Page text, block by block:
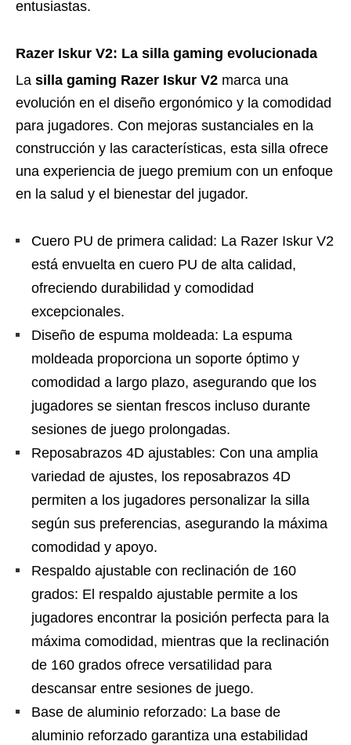
entusiastas.
Razer Iskur V2: La silla gaming evolucionada
La silla gaming Razer Iskur V2 marca una
evolución en el diseño ergonómico y la comodidad
para jugadores. Con mejoras sustanciales en la
construcción y las características, esta silla ofrece
una experiencia de juego premium con un enfoque
en la salud y el bienestar del jugador.
Cuero PU de primera calidad: La Razer Iskur V2
está envuelta en cuero PU de alta calidad,
ofreciendo durabilidad y comodidad
excepcionales.
Diseño de espuma moldeada: La espuma
moldeada proporciona un soporte óptimo y
comodidad a largo plazo, asegurando que los
jugadores se sientan frescos incluso durante
sesiones de juego prolongadas.
Reposabrazos 4D ajustables: Con una amplia
variedad de ajustes, los reposabrazos 4D
permiten a los jugadores personalizar la silla
según sus preferencias, asegurando la máxima
comodidad y apoyo.
Respaldo ajustable con reclinación de 160
grados: El respaldo ajustable permite a los
jugadores encontrar la posición perfecta para la
máxima comodidad, mientras que la reclinación
de 160 grados ofrece versatilidad para
descansar entre sesiones de juego.
Base de aluminio reforzado: La base de
aluminio reforzado garantiza una estabilidad